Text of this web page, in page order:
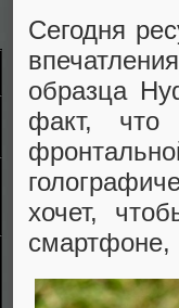
Сегодня
образца
факт, что
хочет,
смартфоне,